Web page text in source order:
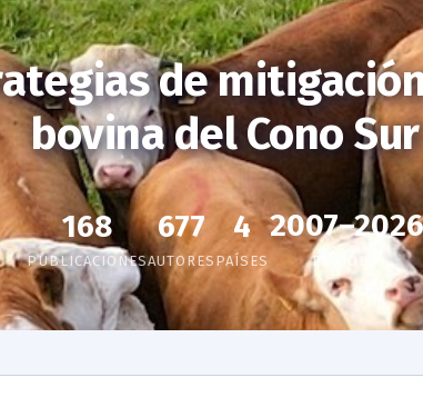
de
bovina del Cono Sur
168
PUBLICACIONES
677
AUTORES
4
PAÍSES
2007–2026
PERÍODO